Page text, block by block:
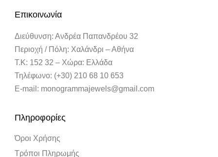
Επικοινωνία
Διεύθυνση: Ανδρέα Παπανδρέου 32
Περιοχή / Πόλη: Χαλάνδρι – Αθήνα
Τ.Κ: 152 32 – Χώρα: Ελλάδα
Τηλέφωνο: (+30) 210 68 10 653
E-mail: monogrammajewels@gmail.com
Πληροφορίες
Όροι Χρήσης
Τρόποι Πληρωμής